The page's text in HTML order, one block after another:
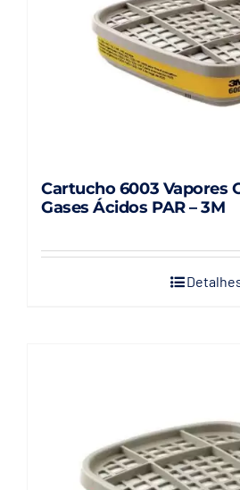
Cartucho 6003 Vapores
Gases Ácidos PAR – 3M